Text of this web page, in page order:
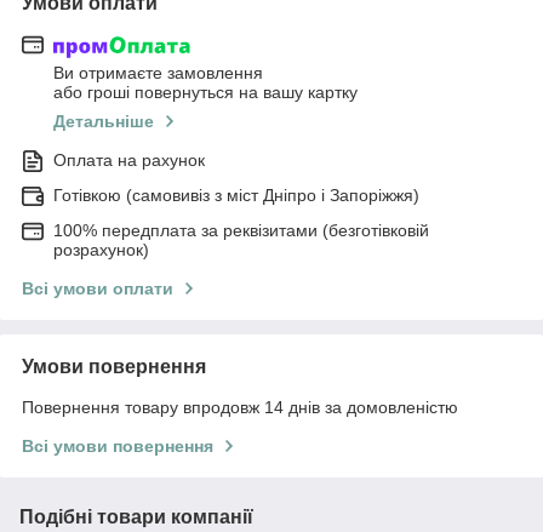
Ви отримаєте замовлення
або гроші повернуться на вашу картку
Детальніше
Оплата на рахунок
Готівкою (самовивіз з міст Дніпро і Запоріжжя)
100% передплата за реквізитами (безготівковій
розрахунок)
Всі умови оплати
Умови повернення
Повернення товару впродовж 14 днів за домовленістю
Всі умови повернення
Подібні товари компанії